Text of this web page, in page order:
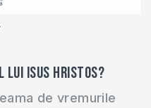
lui Isus Hristos?
de vremurile